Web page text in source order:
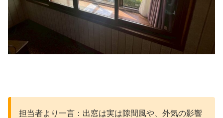
担当者より一言：出窓は実は隙間風や、外気の影響